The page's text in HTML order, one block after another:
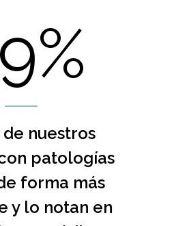
de nuestros
patologías
forma más
y lo notan en